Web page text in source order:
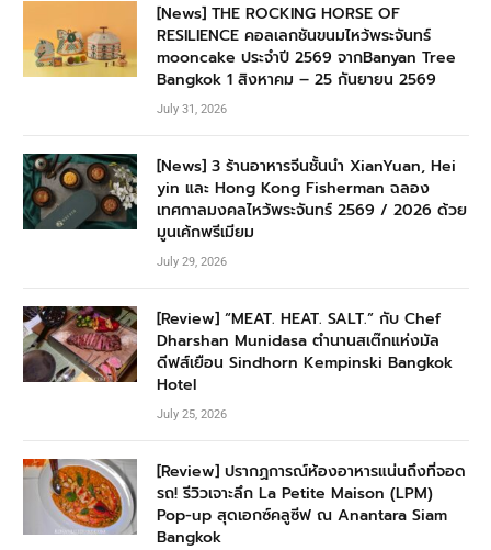
[News] THE ROCKING HORSE OF
RESILIENCE คอลเลกชันขนมไหว้พระจันทร์
mooncake ประจำปี 2569 จากBanyan Tree
Bangkok 1 สิงหาคม – 25 กันยายน 2569
July 31, 2026
[News] 3 ร้านอาหารจีนชั้นนำ XianYuan, Hei
yin และ Hong Kong Fisherman ฉลอง
เทศกาลมงคลไหว้พระจันทร์ 2569 / 2026 ด้วย
มูนเค้กพรีเมียม
July 29, 2026
[Review] “MEAT. HEAT. SALT.” กับ Chef
Dharshan Munidasa ตำนานสเต๊กแห่งมัล
ดีฟส์เยือน Sindhorn Kempinski Bangkok
Hotel
July 25, 2026
[Review] ปรากฏการณ์ห้องอาหารแน่นถึงที่จอด
รถ! รีวิวเจาะลึก La Petite Maison (LPM)
Pop-up สุดเอกซ์คลูซีฟ ณ Anantara Siam
Bangkok